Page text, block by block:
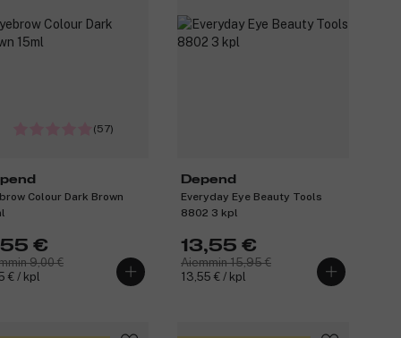
(57)
Colour Dark Brown
€
9,00 €
€ / kpl
Depend
Everyday Eye Beauty Tools
8802 3 kpl
13,55 €
Aiemmin 15,95 €
13,55 € / kpl